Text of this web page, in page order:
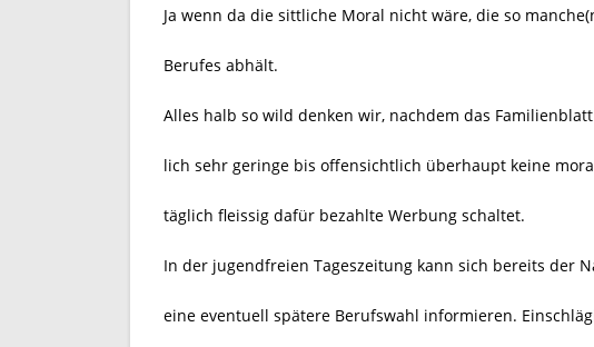
Ja wenn da die sittliche Moral nicht wäre, die so
Berufes abhält.
Alles halb so wild denken wir, nachdem das Familienblatt
lich sehr geringe bis offensichtlich überhaupt keine
täglich fleissig dafür bezahlte Werbung schaltet.
In der jugendfreien Tageszeitung kann sich bereits der
eine eventuell spätere Berufswahl informieren.